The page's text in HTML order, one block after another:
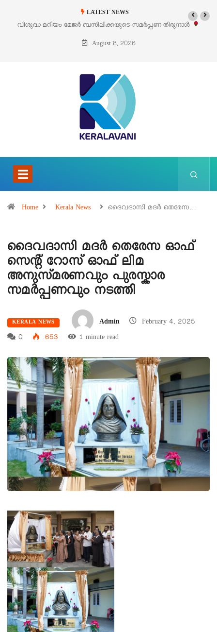
LATEST NEWS
‘പെറ്റൽസ്’ ലൈഫ് സ്റ്റൈൽ എക്സിബിഷനും സെയിലും
പെരുമാനൂരിൽ
August 8, 2026
Home Kerala News ദൈവദാസി മദർ തെരേസ…
ദൈവദാസി മദർ തെരേസ ഓഫ്
സെന്റ് റോസ് ഓഫ് ലിമ
അനുസ്‌മരണവും പുരസ്കാര
സമർപ്പണവും നടത്തി
KERALA NEWS Admin
February 4, 2025
0
653 1 minute read